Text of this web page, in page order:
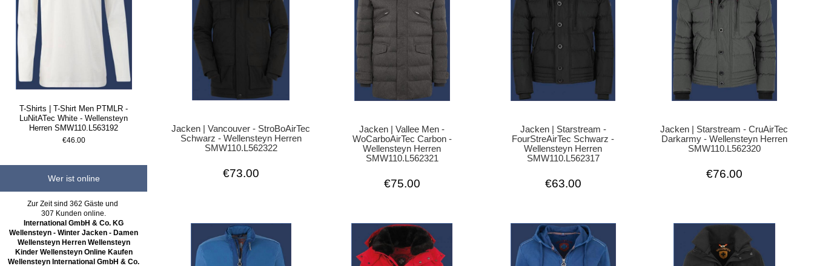
T-Shirts | T-Shirt Men PTMLR -
LuNitATec White - Wellensteyn
Herren SMW110.L563192
€46.00
Wer ist online
Zur Zeit sind 362 Gäste und
307 Kunden online.
International GmbH & Co. KG
Wellensteyn - Winter Jacken - Damen
Wellensteyn Herren Wellensteyn
Kinder Wellensteyn Online Kaufen
Wellensteyn International GmbH & Co.
Jacken | Vancouver - StroBoAirTec
Schwarz - Wellensteyn Herren
SMW110.L562322
€73.00
Jacken | Vallee Men -
WoCarboAirTec Carbon -
Wellensteyn Herren
SMW110.L562321
€75.00
Jacken | Starstream -
FourStreAirTec Schwarz -
Wellensteyn Herren
SMW110.L562317
€63.00
Jacken | Starstream - CruAirTec
Darkarmy - Wellensteyn Herren
SMW110.L562320
€76.00